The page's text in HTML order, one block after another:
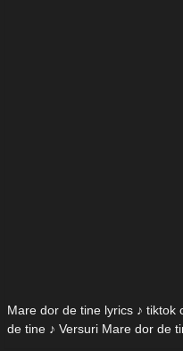
Mare dor de tine lyrics ♪
de tine ♪ Versuri Mare dor de